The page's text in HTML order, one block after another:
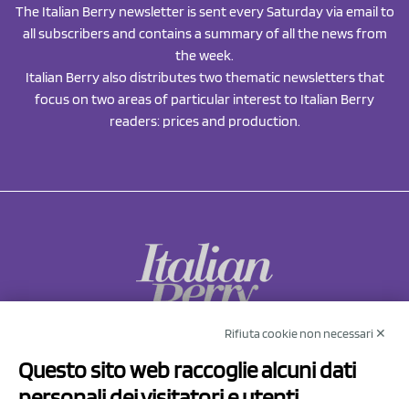
The Italian Berry newsletter is sent every Saturday via email to
all subscribers and contains a summary of all the news from
the week.
Italian Berry also distributes two thematic newsletters that
focus on two areas of particular interest to Italian Berry
readers: prices and production.
Via Prov.le Sassuolo Vignola 315/1
Rifiuta cookie non necessari ✕
Questo sito web raccoglie alcuni dati